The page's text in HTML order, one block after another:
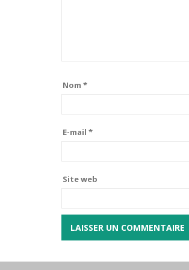
Nom *
E-mail *
Site web